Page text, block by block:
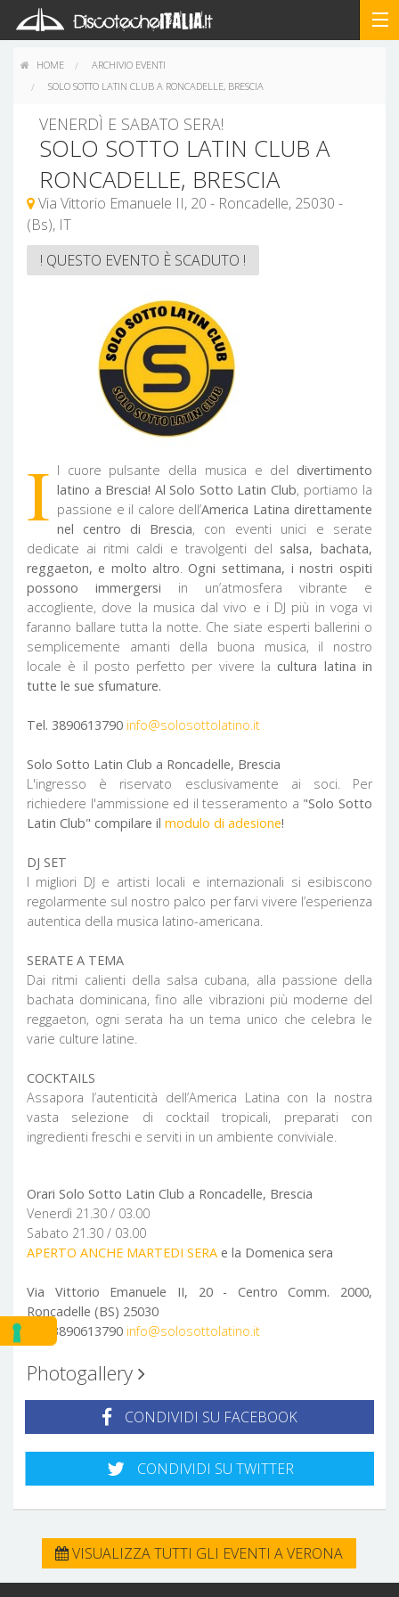
HOME
ARCHIVIO EVENTI
SOLO SOTTO LATIN CLUB A RONCADELLE, BRESCIA
VENERDÌ E SABATO SERA!
SOLO SOTTO LATIN CLUB A
RONCADELLE, BRESCIA
(Bs), IT
! QUESTO EVENTO È SCADUTO !
I l cuore pulsante della musica e del divertimento
latino a Brescia! Al Solo Sotto Latin Club, portiamo la
passione e il calore dell’America Latina direttamente
nel centro di Brescia, con eventi unici e serate
dedicate ai ritmi caldi e travolgenti del salsa, bachata,
reggaeton, e molto altro Ogni settimana, i nostri ospiti
possono immergersi in un’atmosfera vibrante e
accogliente, dove la musica dal vivo e i DJ più in voga vi
faranno ballare tutta la notte. Che siate esperti ballerini o
semplicemente amanti della buona musica, il nostro
locale è il posto perfetto per vivere la cultura latina in
tutte le sue sfumature.
Tel. 3890613790 info@solosottolatino.it
Solo Sotto Latin Club a Roncadelle, Brescia
L'ingresso è riservato esclusivamente ai soci. Per
richiedere l'ammissione ed il tesseramento a "Solo Sotto
Latin Club" compilare il modulo di adesione!
DJ SET
I migliori DJ e artisti locali e internazionali si esibiscono
regolarmente sul nostro palco per farvi vivere l’esperienza
autentica della musica latino-americana.
SERATE A TEMA
Dai ritmi calienti della salsa cubana, alla passione della
bachata dominicana, fino alle vibrazioni più moderne del
reggaeton, ogni serata ha un tema unico che celebra le
varie culture latine.
COCKTAILS
Assapora l’autenticità dell’America Latina con la nostra
vasta selezione di cocktail tropicali, preparati con
ingredienti freschi e serviti in un ambiente conviviale.
Orari Solo Sotto Latin Club a Roncadelle, Brescia
Venerdì 21.30 / 03.00
Sabato 21.30 / 03.00
APERTO ANCHE MARTEDI SERA e la Domenica sera
Via Vittorio Emanuele II, 20 - Centro Comm. 2000,
Roncadelle (BS) 25030
Tel. 3890613790 info@solosottolatino.it
Photogallery
CONDIVIDI SU FACEBOOK
CONDIVIDI SU TWITTER
VISUALIZZA TUTTI GLI EVENTI A VERONA